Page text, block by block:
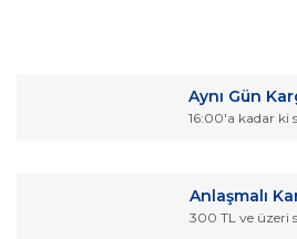
Görüş ve önerileriniz için teşekkür
Ürün bilgilerinde hatalar bulunuyor.
Aynı Gün
16:00'a kadar ki
Anlaşmalı
300 TL ve üzeri